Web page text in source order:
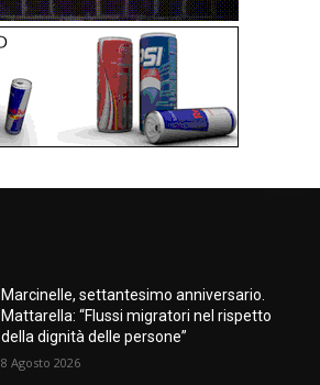
Marcinelle, settantesimo anniversario.
Mattarella: “Flussi migratori nel rispetto
della dignità delle persone”
8 Agosto 2026